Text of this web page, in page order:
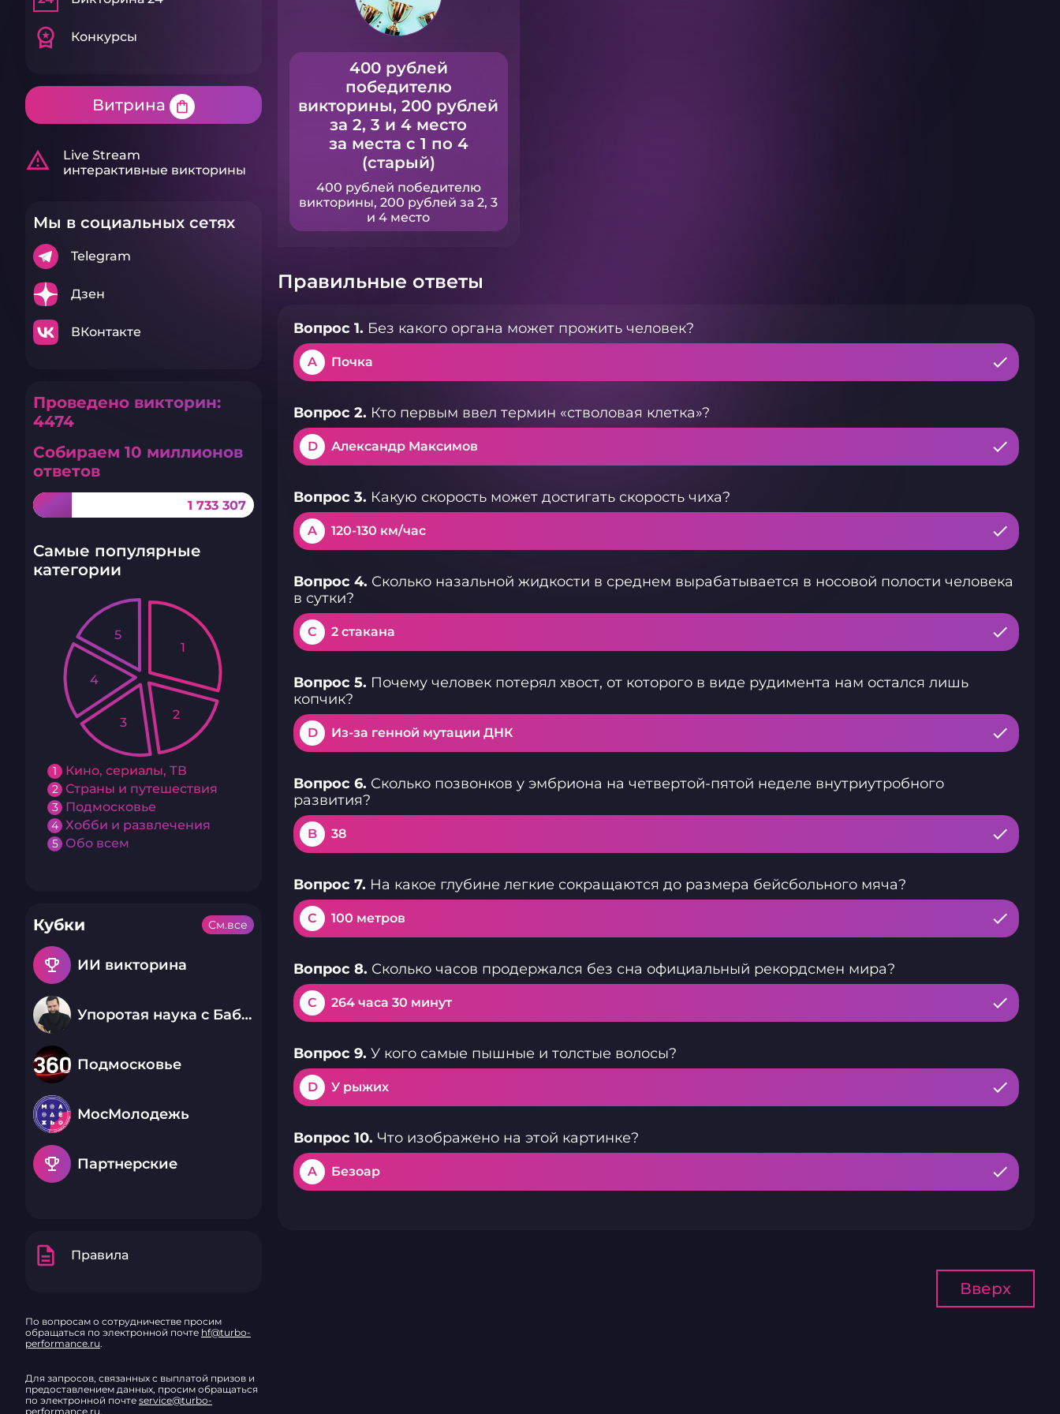
workspace_premium Конкурсы
Витрина shopping_bag
warning_amber
Live Stream
интерактивные викторины
Мы в социальных сетях
Telegram
Дзен
ВКонтакте
Проведено викторин:
4474
Собираем 10 миллионов
ответов
1 733 307
Самые популярные
категории
1 Кино, сериалы, ТВ
2 Страны и путешествия
3 Подмосковье
4 Хобби и развлечения
5 Обо всем
1
2
3
4
5
Кубки
emoji_events ИИ викторина
Упоротая наука с Бабаем Лютым
Подмосковье
МосМолодежь
emoji_events Партнерские
См.все
description Правила
По вопросам о сотрудничестве просим
обращаться по электронной почте hf@turbo-
performance.ru.
Для запросов, связанных с выплатой призов и
предоставлением данных, просим обращаться
по электронной почте service@turbo-
performance.ru.
400 рублей
победителю
викторины, 200 рублей
за 2, 3 и 4 место
за места с 1 по 4
(старый)
400 рублей победителю
викторины, 200 рублей за 2, 3
и 4 место
Правильные ответы
Вопрос 1. Без какого органа может прожить человек?
A Почка
Вопрос 2. Кто первым ввел термин «стволовая клетка»?
D Александр Максимов
Вопрос 3. Какую скорость может достигать скорость чиха?
A 120-130 км/час
Вопрос 4. Сколько назальной жидкости в среднем вырабатывается в носовой полости человека
в сутки?
C 2 стакана
Вопрос 5. Почему человек потерял хвост, от которого в виде рудимента нам остался лишь
копчик?
D Из-за генной мутации ДНК
Вопрос 6. Сколько позвонков у эмбриона на четвертой-пятой неделе внутриутробного
развития?
B 38
Вопрос 7. На какое глубине легкие сокращаются до размера бейсбольного мяча?
C 100 метров
Вопрос 8. Сколько часов продержался без сна официальный рекордсмен мира?
C 264 часа 30 минут
Вопрос 9. У кого самые пышные и толстые волосы?
D У рыжих
Вопрос 10. Что изображено на этой картинке?
A Безоар
Вверх